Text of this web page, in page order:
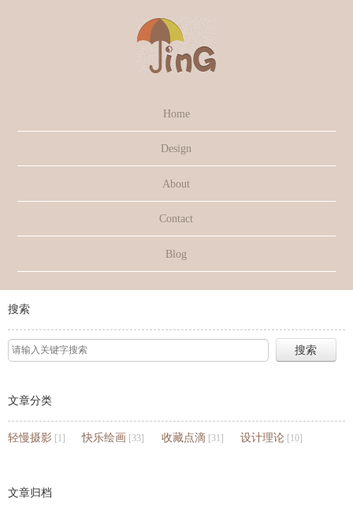
Home
Design
About
Contact
Blog
搜索
文章分类
轻慢摄影 [1] 快乐绘画 [33] 收藏点滴 [31] 设计理论 [10]
文章归档